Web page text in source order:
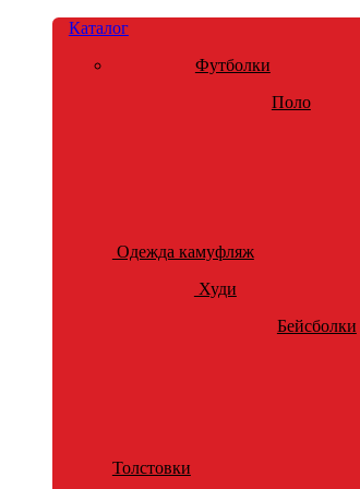
Каталог
Футболки
Поло
Одежда камуфляж
Худи
Бейсболки
Толстовки